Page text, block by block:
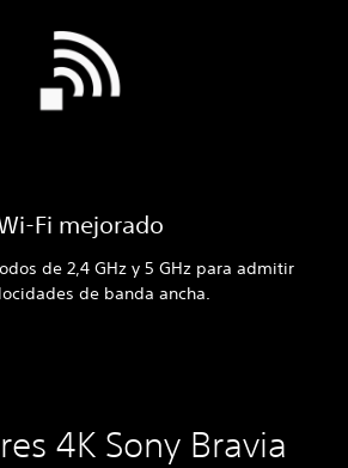
Fi mejorado
de 2,4 GHz y 5 GHz para admitir
de banda ancha.
4K Sony Bravia